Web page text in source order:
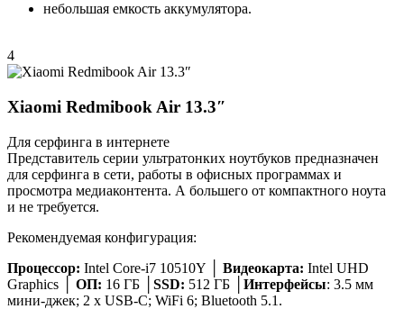
небольшая емкость аккумулятора.
4
Xiaomi Redmibook Air 13.3″
Для серфинга в интернете
Представитель серии ультратонких ноутбуков предназначен
для серфинга в сети, работы в офисных программах и
просмотра медиаконтента. А большего от компактного ноута
и не требуется.
Рекомендуемая конфигурация:
Процессор: Intel Core-i7 10510Y │ Видеокарта: Intel UHD
Graphics │ ОП: 16 ГБ │ SSD: 512 ГБ │ Интерфейсы: 3.5 мм
мини-джек; 2 х USB-C; WiFi 6; Bluetooth 5.1.